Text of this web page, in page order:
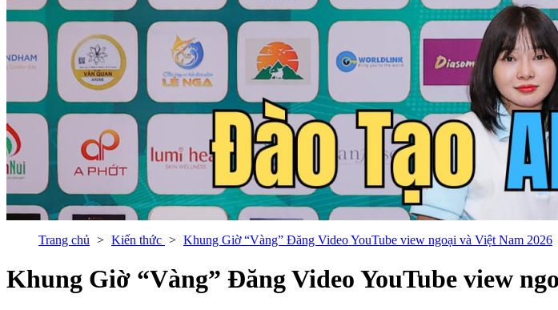
Trang chủ Kiến thức Khung Giờ “Vàng” Đăng Video YouTube view ngoại và Việt Nam 2026
Khung Giờ “Vàng” Đăng Video YouTube view